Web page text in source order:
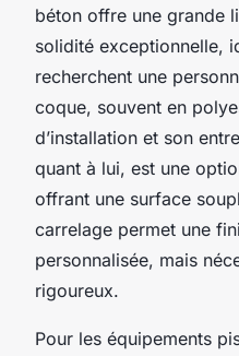
béton offre une grande
solidité exceptionnelle,
recherchent une
coque, souvent en
d’installation et son
quant à lui, est une
offrant une surface
carrelage permet une
personnalisée, mais
rigoureux.
Pour les équipements